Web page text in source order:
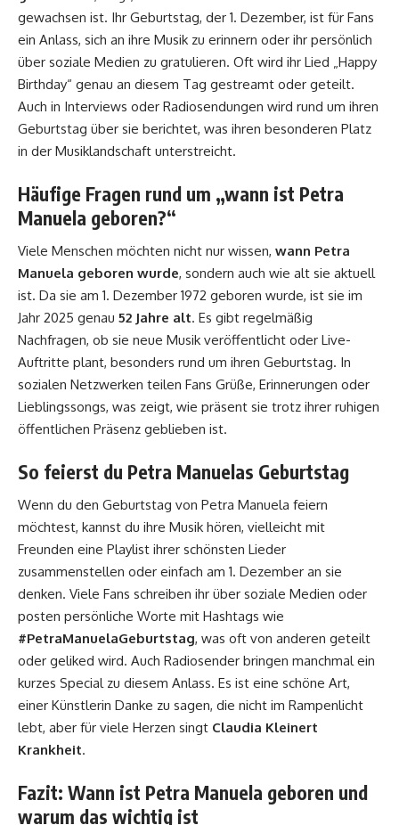
gewachsen ist. Ihr Geburtstag, der 1. Dezember, ist für Fans
ein Anlass, sich an ihre Musik zu erinnern oder ihr persönlich
über soziale Medien zu gratulieren. Oft wird ihr Lied „Happy
Birthday“ genau an diesem Tag gestreamt oder geteilt.
Auch in Interviews oder Radiosendungen wird rund um ihren
Geburtstag über sie berichtet, was ihren besonderen Platz
in der Musiklandschaft unterstreicht.
Häufige Fragen rund um „wann ist Petra
Manuela geboren?“
Viele Menschen möchten nicht nur wissen, wann Petra
Manuela geboren wurde, sondern auch wie alt sie aktuell
ist. Da sie am 1. Dezember 1972 geboren wurde, ist sie im
Jahr 2025 genau 52 Jahre alt. Es gibt regelmäßig
Nachfragen, ob sie neue Musik veröffentlicht oder Live-
Auftritte plant, besonders rund um ihren Geburtstag. In
sozialen Netzwerken teilen Fans Grüße, Erinnerungen oder
Lieblingssongs, was zeigt, wie präsent sie trotz ihrer ruhigen
öffentlichen Präsenz geblieben ist.
So feierst du Petra Manuelas Geburtstag
Wenn du den Geburtstag von Petra Manuela feiern
möchtest, kannst du ihre Musik hören, vielleicht mit
Freunden eine Playlist ihrer schönsten Lieder
zusammenstellen oder einfach am 1. Dezember an sie
denken. Viele Fans schreiben ihr über soziale Medien oder
posten persönliche Worte mit Hashtags wie
#PetraManuelaGeburtstag, was oft von anderen geteilt
oder geliked wird. Auch Radiosender bringen manchmal ein
kurzes Special zu diesem Anlass. Es ist eine schöne Art,
einer Künstlerin Danke zu sagen, die nicht im Rampenlicht
lebt, aber für viele Herzen singt Claudia Kleinert
Krankheit.
Fazit: Wann ist Petra Manuela geboren und
warum das wichtig ist